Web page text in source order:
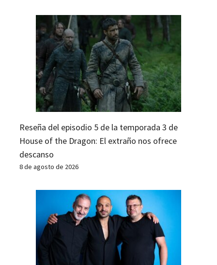
Reseña del episodio 5 de la temporada 3 de
House of the Dragon: El extraño nos ofrece
descanso
8 de agosto de 2026